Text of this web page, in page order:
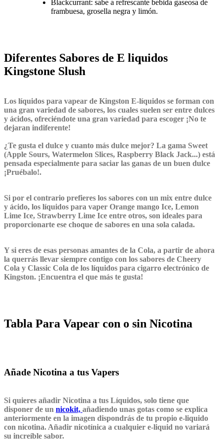
Blackcurrant: sabe a refrescante bebida gaseosa de
frambuesa, grosella negra y limón.
Diferentes Sabores de E liquidos
Kingstone Slush
Los líquidos para vapear de Kingston E-líquidos se forman con
una gran variedad de sabores, los cuales suelen ser entre dulces
y ácidos, ofreciéndote una gran variedad para escoger ¡No te
dejaran indiferente!
¿Te gusta el dulce y cuanto más dulce mejor? La gama Sweet
(Apple Sours, Watermelon Slices, Raspberry Black Jack...) está
pensada especialmente para saciar las ganas de un buen dulce
¡Pruébalo!.
Si por el contrario prefieres los sabores con un mix entre dulce
y ácido, los líquidos para vaper Orange mango Ice, Lemon
Lime Ice, Strawberry Lime Ice entre otros, son ideales para
proporcionarte ese choque de sabores en una sola calada.
Y si eres de esas personas amantes de la Cola, a partir de ahora
la querrás llevar siempre contigo con los sabores de Cheery
Cola y Classic Cola de los líquidos para cigarro electrónico de
Kingston. ¡Encuentra el que más te gusta!
Tabla Para Vapear con o sin Nicotina
Añade Nicotina a tus Vapers
Si quieres añadir Nicotina a tus Líquidos, solo tiene que
disponer de un nicokit, añadiendo unas gotas como se explica
anteriormente en la imagen dispondrás de tu propio e-liquido
con nicotina. Añadir nicotínica a cualquier e-liquid no variará
su increíble sabor.